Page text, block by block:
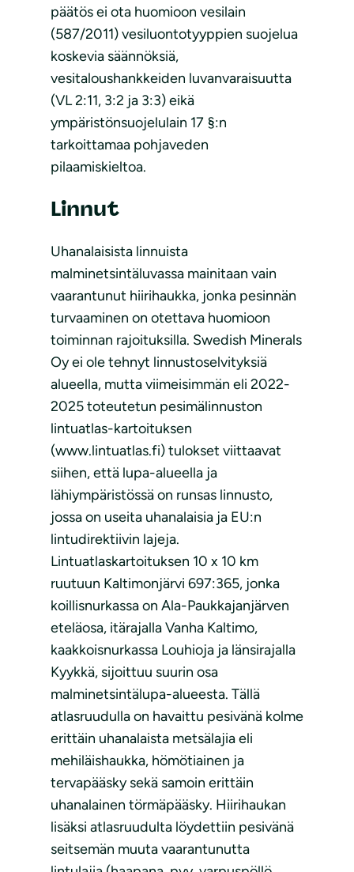
päätös ei ota huomioon vesilain
(587/2011) vesiluontotyyppien suojelua
koskevia säännöksiä,
vesitaloushankkeiden luvanvaraisuutta
(VL 2:11, 3:2 ja 3:3) eikä
ympäristönsuojelulain 17 §:n
tarkoittamaa pohjaveden
pilaamiskieltoa.
Linnut
Uhanalaisista linnuista
malminetsintäluvassa mainitaan vain
vaarantunut hiirihaukka, jonka pesinnän
turvaaminen on otettava huomioon
toiminnan rajoituksilla. Swedish Minerals
Oy ei ole tehnyt linnustoselvityksiä
alueella, mutta viimeisimmän eli 2022-
2025 toteutetun pesimälinnuston
lintuatlas-kartoituksen
(www.lintuatlas.fi) tulokset viittaavat
siihen, että lupa-alueella ja
lähiympäristössä on runsas linnusto,
jossa on useita uhanalaisia ja EU:n
lintudirektiivin lajeja.
Lintuatlaskartoituksen 10 x 10 km
ruutuun Kaltimonjärvi 697:365, jonka
koillisnurkassa on Ala-Paukkajanjärven
eteläosa, itärajalla Vanha Kaltimo,
kaakkoisnurkassa Louhioja ja länsirajalla
Kyykkä, sijoittuu suurin osa
malminetsintälupa-alueesta. Tällä
atlasruudulla on havaittu pesivänä kolme
erittäin uhanalaista metsälajia eli
mehiläishaukka, hömötiainen ja
tervapääsky sekä samoin erittäin
uhanalainen törmäpääsky. Hiirihaukan
lisäksi atlasruudulta löydettiin pesivänä
seitsemän muuta vaarantunutta